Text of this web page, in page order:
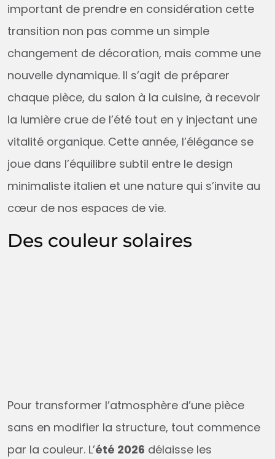
important de prendre en considération cette
transition non pas comme un simple
changement de décoration, mais comme une
nouvelle dynamique. Il s’agit de préparer
chaque pièce, du salon à la cuisine, à recevoir
la lumière crue de l’été tout en y injectant une
vitalité organique. Cette année, l’élégance se
joue dans l’équilibre subtil entre le design
minimaliste italien et une nature qui s’invite au
cœur de nos espaces de vie.
Des couleur solaires
Pour transformer l’atmosphère d’une pièce
sans en modifier la structure, tout commence
par la couleur. L’été 2026 délaisse les